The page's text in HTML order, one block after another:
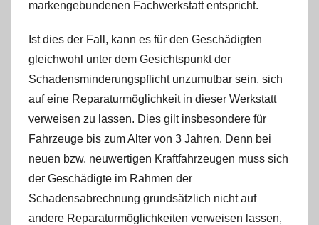
markengebundenen Fachwerkstatt entspricht.
Ist dies der Fall, kann es für den Geschädigten
gleichwohl unter dem Gesichtspunkt der
Schadensminderungspflicht unzumutbar sein, sich
auf eine Reparaturmöglichkeit in dieser Werkstatt
verweisen zu lassen. Dies gilt insbesondere für
Fahrzeuge bis zum Alter von 3 Jahren. Denn bei
neuen bzw. neuwertigen Kraftfahrzeugen muss sich
der Geschädigte im Rahmen der
Schadensabrechnung grundsätzlich nicht auf
andere Reparaturmöglichkeiten verweisen lassen,